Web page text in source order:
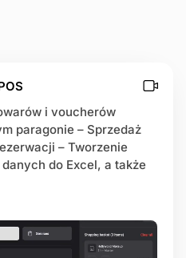
i voucherów
paragonie – Sprzedaż
– Tworzenie
do Excel, a także